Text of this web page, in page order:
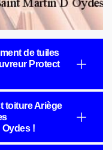
de tuiles
Protect
toiture Ariège
!